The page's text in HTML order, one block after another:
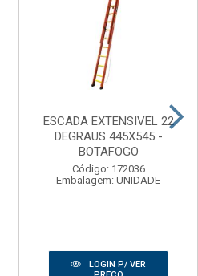
ESCADA EXTENSIVEL 22
DEGRAUS 445X545 -
BOTAFOGO
Código: 172036
Embalagem: UNIDADE
LOGIN P/ VER